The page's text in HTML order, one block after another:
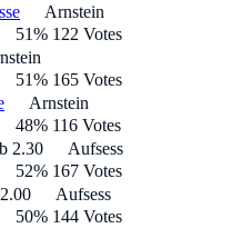
Arnstein
51% 122 Votes
51% 165 Votes
Arnstein
48% 116 Votes
2.30
Aufsess
52% 167 Votes
Aufsess
50% 144 Votes